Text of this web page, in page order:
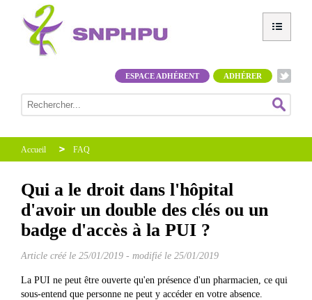
ADHÉRER
ESPACE ADHÉRENT
Accueil FAQ
Qui a le droit dans l'hôpital
d'avoir un double des clés ou un
badge d'accès à la PUI ?
Article créé le 25/01/2019 - modifié le 25/01/2019
La PUI ne peut être ouverte qu'en présence d'un pharmacien, ce qui
sous-entend que personne ne peut y accéder en votre absence.